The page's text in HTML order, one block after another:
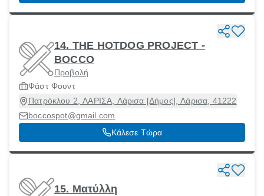
14. THE HOTDOG PROJECT -
BOCCO
Προβολή
Φάστ Φουντ
Πατρόκλου 2, ΛΑΡΙΣΑ, Λάρισα [Δήμος], Λάρισα, 41222
boccospot@gmail.com
Κάλεσε Τώρα
15. Ματύλλη